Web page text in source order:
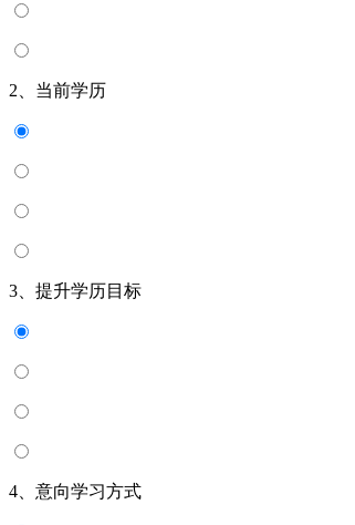
2、当前学历
3、提升学历目标
4、意向学习方式